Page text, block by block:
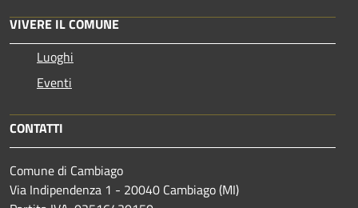
VIVERE IL COMUNE
Luoghi
Eventi
CONTATTI
Comune di Cambiago
Via Indipendenza 1 - 20040 Cambiago (MI)